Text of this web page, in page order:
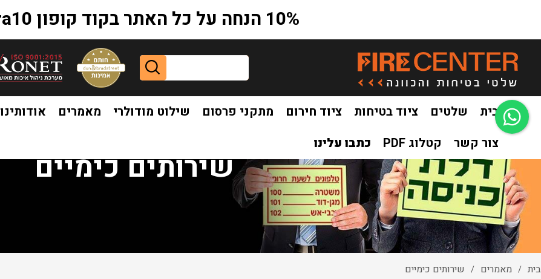
10% הנחה על כל האתר בקוד קופון extra10
בית שלטים ציוד בטיחות ציוד חירום מתקני פרסום שילוט מודולרי מאמרים
אודותינו
צור קשר
קטלוג PDF כתבו עלינו
שירותים כימיים
בית / מאמרים / שירותים כימיים